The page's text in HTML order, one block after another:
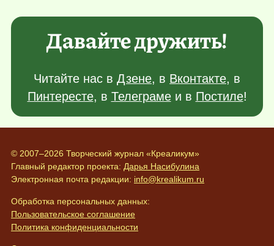
Давайте дружить!
Читайте нас в Дзене, в Вконтакте, в
Пинтересте, в Телеграмеи в Постиле!
© 2007–2026 Творческий журнал «Креаликум»
Главный редактор проекта: Дарья Насибулина
Электронная почта редакции: info@krealikum.ru
Обработка персональных данных:
Пользовательское соглашение
Политика конфиденциальности